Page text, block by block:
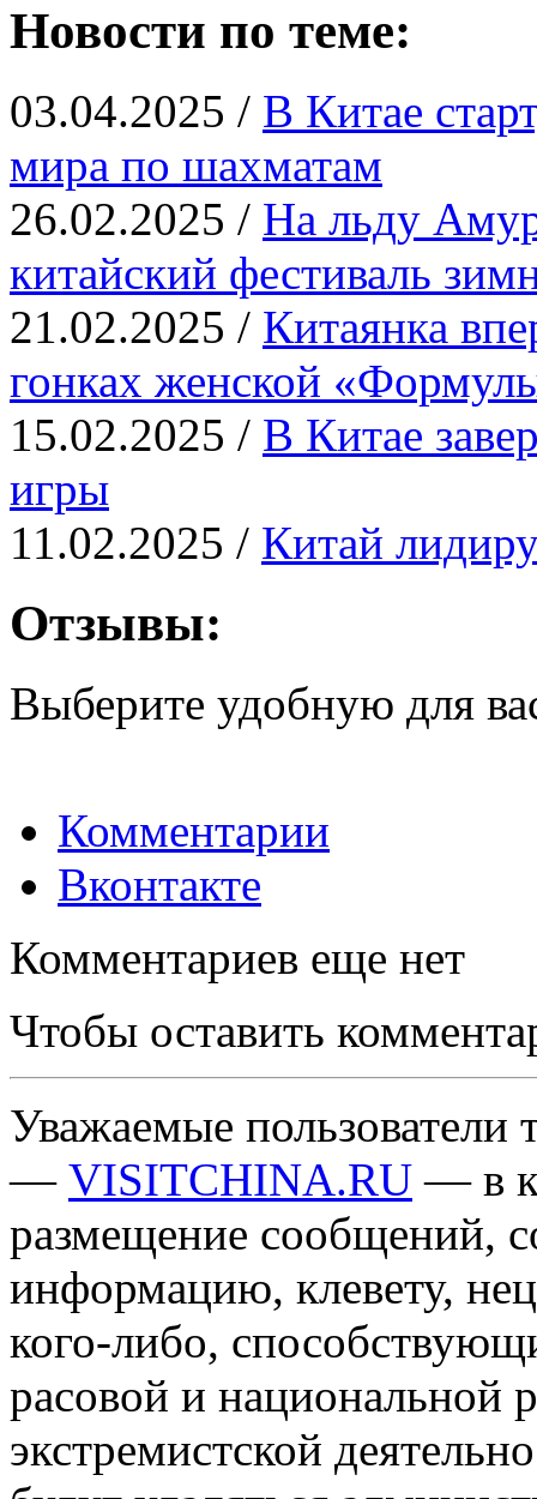
Новости по теме:
03.04.2025 / В Китае
мира по шахматам
26.02.2025 / На льду
китайский фестиваль
21.02.2025 / Китаянка
гонках женской
15.02.2025 / В Китае
игры
11.02.2025 / Китай
Отзывы:
Выберите удобную для
Комментарии
Вконтакте
Комментариев еще нет
Чтобы оставить
Уважаемые пользователи
— VISITCHINA.RU — в
размещение сообщений,
информацию, клевету,
кого-либо,
расовой и национальной
экстремистской